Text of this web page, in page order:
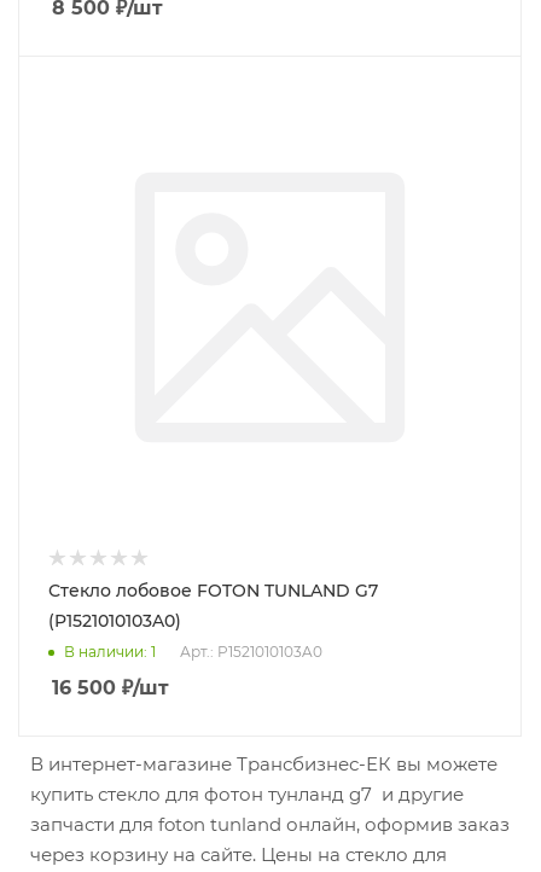
8 500 ₽/шт
Стекло лобовое FOTON TUNLAND G7
(P1521010103A0)
В наличии: 1 Арт.: P1521010103A0
16 500 ₽/шт
В интернет-магазине Трансбизнес-ЕК вы можете
купить стекло для фотон тунланд g7 и другие
запчасти для foton tunland онлайн, оформив заказ
через корзину на сайте. Цены на стекло для